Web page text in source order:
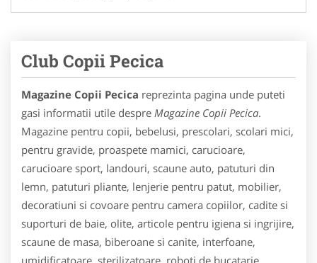
Club Copii Pecica
Magazine Copii Pecica reprezinta pagina unde puteti
gasi informatii utile despre Magazine Copii Pecica.
Magazine pentru copii, bebelusi, prescolari, scolari mici,
pentru gravide, proaspete mamici, carucioare,
carucioare sport, landouri, scaune auto, patuturi din
lemn, patuturi pliante, lenjerie pentru patut, mobilier,
decoratiuni si covoare pentru camera copiilor, cadite si
suporturi de baie, olite, articole pentru igiena si ingrijire,
scaune de masa, biberoane si canite, interfoane,
umidificatoare, sterilizatoare, roboti de bucatarie,